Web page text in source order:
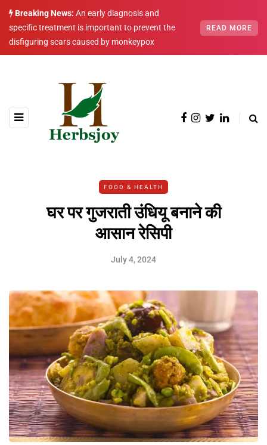
Breaking News: An early diagnosis and
specific treatment is important to prevent the
disfiguring scars caused by monkeypox
READ MORE
FOOD & HEALTH
घर पर गुजराती उंधियू बनाने की
आसान रेसिपी
July 4, 2024